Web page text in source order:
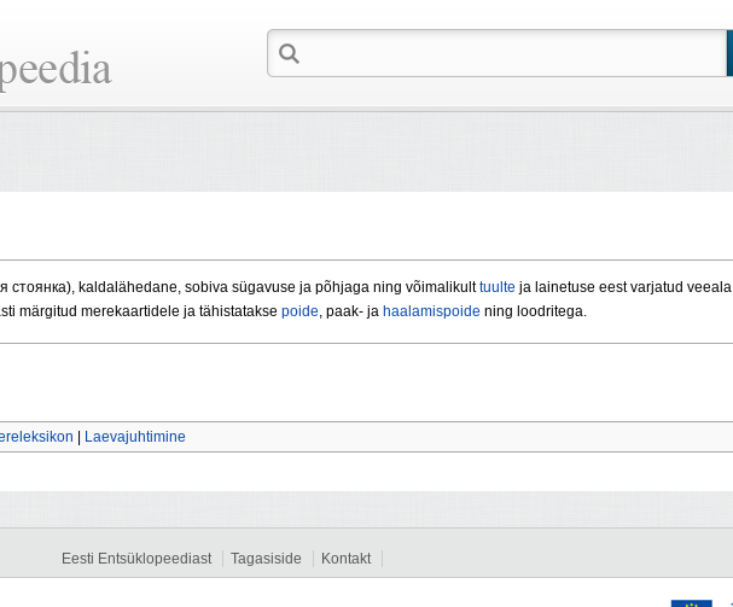
стоянка), kaldalähedane, sobiva sügavuse ja põhjaga ning võimalikulttuulte ja lainetuse eest varjatud veeala
märgitud merekaartidele ja tähistatakse poide, paak- ja haalamispoide ning loodritega.
Laevajuhtimine
Eesti Entsüklopeediast Tagasiside Kontakt